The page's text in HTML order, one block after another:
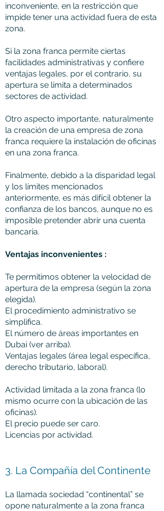
inconveniente, en la restricción que
impide tener una actividad fuera de esta
zona.
Si la zona franca permite ciertas
facilidades administrativas y confiere
ventajas legales, por el contrario, su
apertura se limita a determinados
sectores de actividad.
Otro aspecto importante, naturalmente
la creación de una empresa de zona
franca requiere la instalación de oficinas
en una zona franca.
Finalmente, debido a la disparidad legal
y los límites mencionados
anteriormente, es más difícil obtener la
confianza de los bancos, aunque no es
imposible pretender abrir una cuenta
bancaria.
Ventajas inconvenientes :
Te permitimos obtener la velocidad de
apertura de la empresa (según la zona
elegida).
El procedimiento administrativo se
simplifica.
El número de áreas importantes en
Dubai (ver arriba).
Ventajas legales (área legal específica,
derecho tributario, laboral).
Actividad limitada a la zona franca (lo
mismo ocurre con la ubicación de las
oficinas).
El precio puede ser caro.
Licencias por actividad.
3. La Compañía del Continente
La llamada sociedad “continental” se
opone naturalmente a la zona franca